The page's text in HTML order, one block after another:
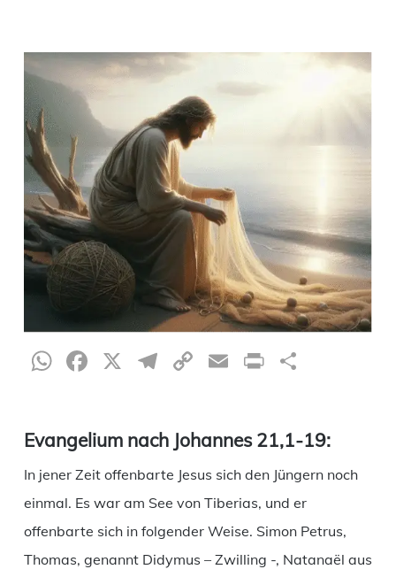
WhatsApp
Facebook
X Telegram
CopyEmailPrint
Evangelium nach Johannes 21,1-19:
In jener Zeit offenbarte Jesus sich den Jüngern noch
einmal. Es war am See von Tiberias, und er
offenbarte sich in folgender Weise. Simon Petrus,
Thomas, genannt Didymus – Zwilling -, Natanaël aus